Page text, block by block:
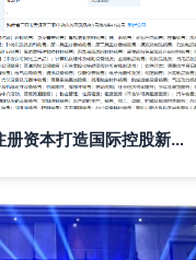
建发股份布局海南 2亿注册资本打造国际控股新平台，激发国内贸易代理新活力